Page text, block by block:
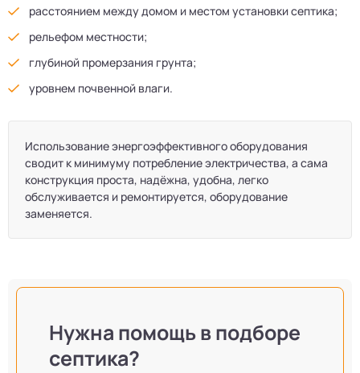
расстоянием между домом и местом установки септика;
рельефом местности;
глубиной промерзания грунта;
уровнем почвенной влаги.
Использование энергоэффективного оборудования
сводит к минимуму потребление электричества, а сама
конструкция проста, надёжна, удобна, легко
обслуживается и ремонтируется, оборудование
заменяется.
Нужна помощь в подборе
септика?